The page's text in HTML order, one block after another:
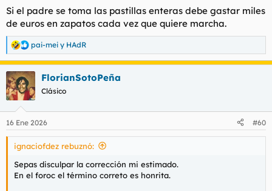
Si el padre se toma las pastillas enteras debe gastar miles
de euros en zapatos cada vez que quiere marcha.
R
e
a
c
c
i
e
s
pai-mei y HAdR
FlorianSotoPeña
Clásico
16 Ene 2026 #60
ignaciofdez rebuznó:
Sepas disculpar la corrección mi estimado.
En el foroc el término correto es honrita.